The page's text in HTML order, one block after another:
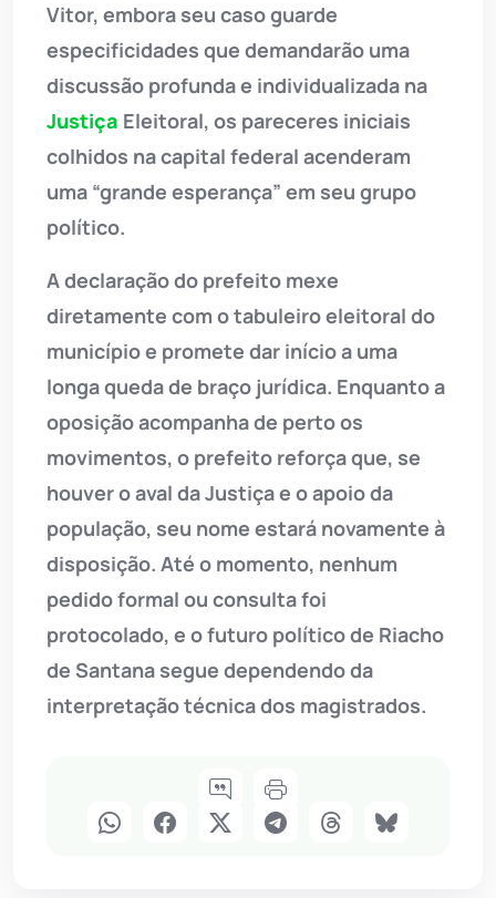
Vitor, embora seu caso guarde
especificidades que demandarão uma
discussão profunda e individualizada na
Justiça Eleitoral, os pareceres iniciais
colhidos na capital federal acenderam
uma “grande esperança” em seu grupo
político.
A declaração do prefeito mexe
diretamente com o tabuleiro eleitoral do
município e promete dar início a uma
longa queda de braço jurídica. Enquanto a
oposição acompanha de perto os
movimentos, o prefeito reforça que, se
houver o aval da Justiça e o apoio da
população, seu nome estará novamente à
disposição. Até o momento, nenhum
pedido formal ou consulta foi
protocolado, e o futuro político de Riacho
de Santana segue dependendo da
interpretação técnica dos magistrados.